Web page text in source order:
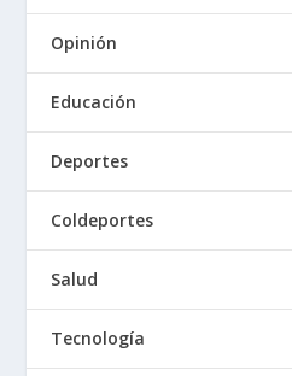
Opinión
Educación
Deportes
Coldeportes
Salud
Tecnología